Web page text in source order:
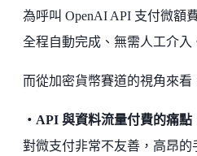
為呼叫 OpenAI API 支付微額
全程自動完成、無需人工介入
而從加密貨幣賽道的視角來
・API 與資料流量付費的痛點
對微支付非常不友善，高昂